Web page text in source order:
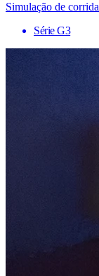
Simulação de corrida
Série G3